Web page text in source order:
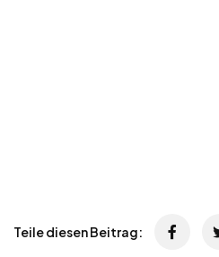
Teile diesen Beitrag: